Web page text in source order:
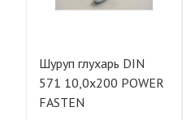
Шуруп глухарь DIN
571 10,0х200 POWER
FASTEN